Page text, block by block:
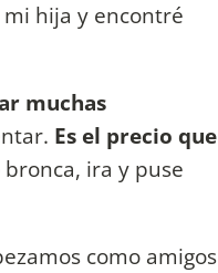
hija y encontré
muchas
Es el precio que
ira y puse
como amigos